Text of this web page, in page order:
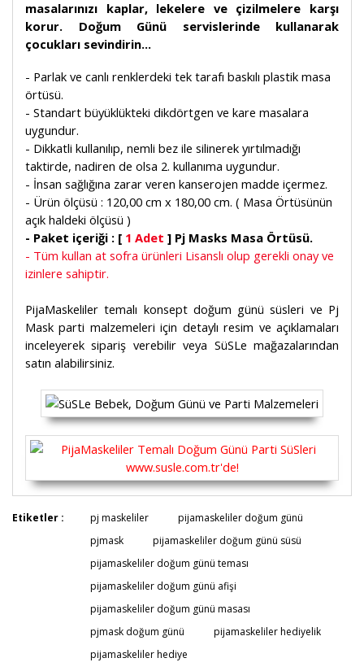
masalarınızı kaplar, lekelere ve çizilmelere karşı
korur. Doğum Günü servislerinde kullanarak
çocukları sevindirin...
- Parlak ve canlı renklerdeki tek tarafı baskılı plastik masa
örtüsü.
- Standart büyüklükteki dikdörtgen ve kare masalara
uygundur.
- Dikkatli kullanılıp, nemli bez ile silinerek yırtılmadığı
taktirde, nadiren de olsa 2. kullanıma uygundur.
- İnsan sağlığına zarar veren kanserojen madde içermez.
- Ürün ölçüsü : 120,00 cm x 180,00 cm. ( Masa Örtüsünün
açık haldeki ölçüsü )
- Paket içeriği : [ 1 Adet ] Pj Masks Masa Örtüsü.
- Tüm kullan at sofra ürünleri Lisanslı olup gerekli onay ve
izinlere sahiptir.
PijaMaskeliler temalı konsept doğum günü süsleri ve Pj
Mask parti malzemeleri için detaylı resim ve açıklamaları
inceleyerek sipariş verebilir veya SüSLe mağazalarından
satın alabilirsiniz.
Bu ürüne ilk yorumu siz yapın!
Yorum Yaz
Bu ürünün fiyat bilgisi, resim, ürün açıklamalarında ve
formunu kullanarak tarafımıza iletebilirsiniz.
Görüş ve önerileriniz için teşekkür ederiz.
Ürün resmi kalitesiz, bozuk veya görüntülenemiyor.
Ürün açıklamasında eksik bilgiler bulunuyor.
Ürün bilgilerinde hatalar bulunuyor.
Etiketler : pj maskeliler
pijamaskeliler doğum günü
pjmask
pijamaskeliler doğum günü süsü
pijamaskeliler doğum günü teması
pijamaskeliler doğum günü afişi
pijamaskeliler doğum günü masası
pjmask doğum günü
pijamaskeliler hediyelik
pijamaskeliler hediye